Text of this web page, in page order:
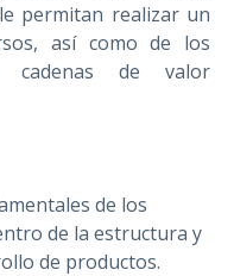
permitan realizar un
así como de los
cadenas de valor
de los
de la estructura y
de productos.